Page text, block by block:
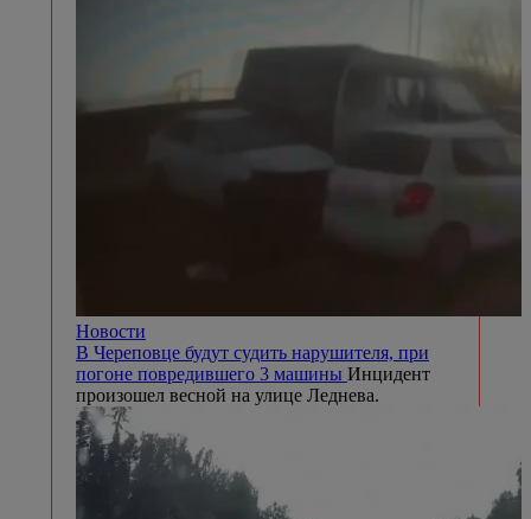
Новости
В Череповце будут судить нарушителя, при
погоне повредившего 3 машины Инцидент
произошел весной на улице Леднева.